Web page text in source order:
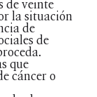
de veinte
la situación
de
de
que
cáncer o